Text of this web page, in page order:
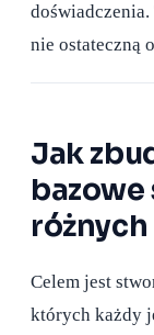
nie ostateczną
Jak
bazowe
Celem jest
których każdy